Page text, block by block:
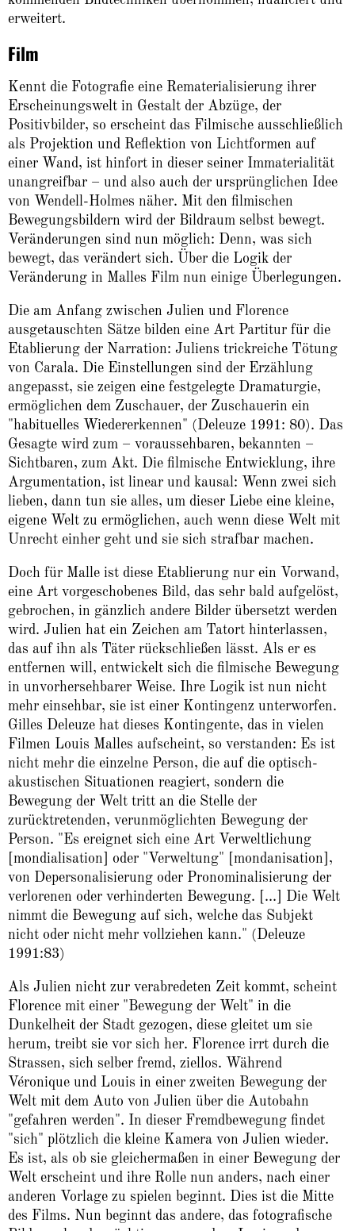
erweitert.
Film
Kennt die Fotografie eine Rematerialisierung ihrer
Erscheinungswelt in Gestalt der Abzüge, der
Positivbilder, so erscheint das Filmische ausschließlich
als Projektion und Reflektion von Lichtformen auf
einer Wand, ist hinfort in dieser seiner Immaterialität
unangreifbar – und also auch der ursprünglichen Idee
von Wendell-Holmes näher. Mit den filmischen
Bewegungsbildern wird der Bildraum selbst bewegt.
Veränderungen sind nun möglich: Denn, was sich
bewegt, das verändert sich. Über die Logik der
Veränderung in Malles Film nun einige Überlegungen.
Die am Anfang zwischen Julien und Florence
ausgetauschten Sätze bilden eine Art Partitur für die
Etablierung der Narration: Juliens trickreiche Tötung
von Carala. Die Einstellungen sind der Erzählung
angepasst, sie zeigen eine festgelegte Dramaturgie,
ermöglichen dem Zuschauer, der Zuschauerin ein
"habituelles Wiedererkennen" (Deleuze 1991: 80). Das
Gesagte wird zum – voraussehbaren, bekannten –
Sichtbaren, zum Akt. Die filmische Entwicklung, ihre
Argumentation, ist linear und kausal: Wenn zwei sich
lieben, dann tun sie alles, um dieser Liebe eine kleine,
eigene Welt zu ermöglichen, auch wenn diese Welt mit
Unrecht einher geht und sie sich strafbar machen.
Doch für Malle ist diese Etablierung nur ein Vorwand,
eine Art vorgeschobenes Bild, das sehr bald aufgelöst,
gebrochen, in gänzlich andere Bilder übersetzt werden
wird. Julien hat ein Zeichen am Tatort hinterlassen,
das auf ihn als Täter rückschließen lässt. Als er es
entfernen will, entwickelt sich die filmische Bewegung
in unvorhersehbarer Weise. Ihre Logik ist nun nicht
mehr einsehbar, sie ist einer Kontingenz unterworfen.
Gilles Deleuze hat dieses Kontingente, das in vielen
Filmen Louis Malles aufscheint, so verstanden: Es ist
nicht mehr die einzelne Person, die auf die optisch-
akustischen Situationen reagiert, sondern die
Bewegung der Welt tritt an die Stelle der
zurücktretenden, verunmöglichten Bewegung der
Person. "Es ereignet sich eine Art Verweltlichung
[mondialisation] oder "Verweltung" [mondanisation],
von Depersonalisierung oder Pronominalisierung der
verlorenen oder verhinderten Bewegung. [...] Die Welt
nimmt die Bewegung auf sich, welche das Subjekt
nicht oder nicht mehr vollziehen kann." (Deleuze
1991:83)
Als Julien nicht zur verabredeten Zeit kommt, scheint
Florence mit einer "Bewegung der Welt" in die
Dunkelheit der Stadt gezogen, diese gleitet um sie
herum, treibt sie vor sich her. Florence irrt durch die
Strassen, sich selber fremd, ziellos. Während
Véronique und Louis in einer zweiten Bewegung der
Welt mit dem Auto von Julien über die Autobahn
"gefahren werden". In dieser Fremdbewegung findet
"sich" plötzlich die kleine Kamera von Julien wieder.
Es ist, als ob sie gleichermaßen in einer Bewegung der
Welt erscheint und ihre Rolle nun anders, nach einer
anderen Vorlage zu spielen beginnt. Dies ist die Mitte
des Films. Nun beginnt das andere, das fotografische